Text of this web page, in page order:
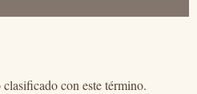
con este término.